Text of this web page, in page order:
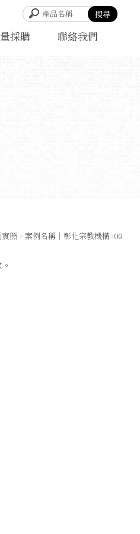
採購 聯絡我們
照 > 案例名稱｜彰化宗教機構#06